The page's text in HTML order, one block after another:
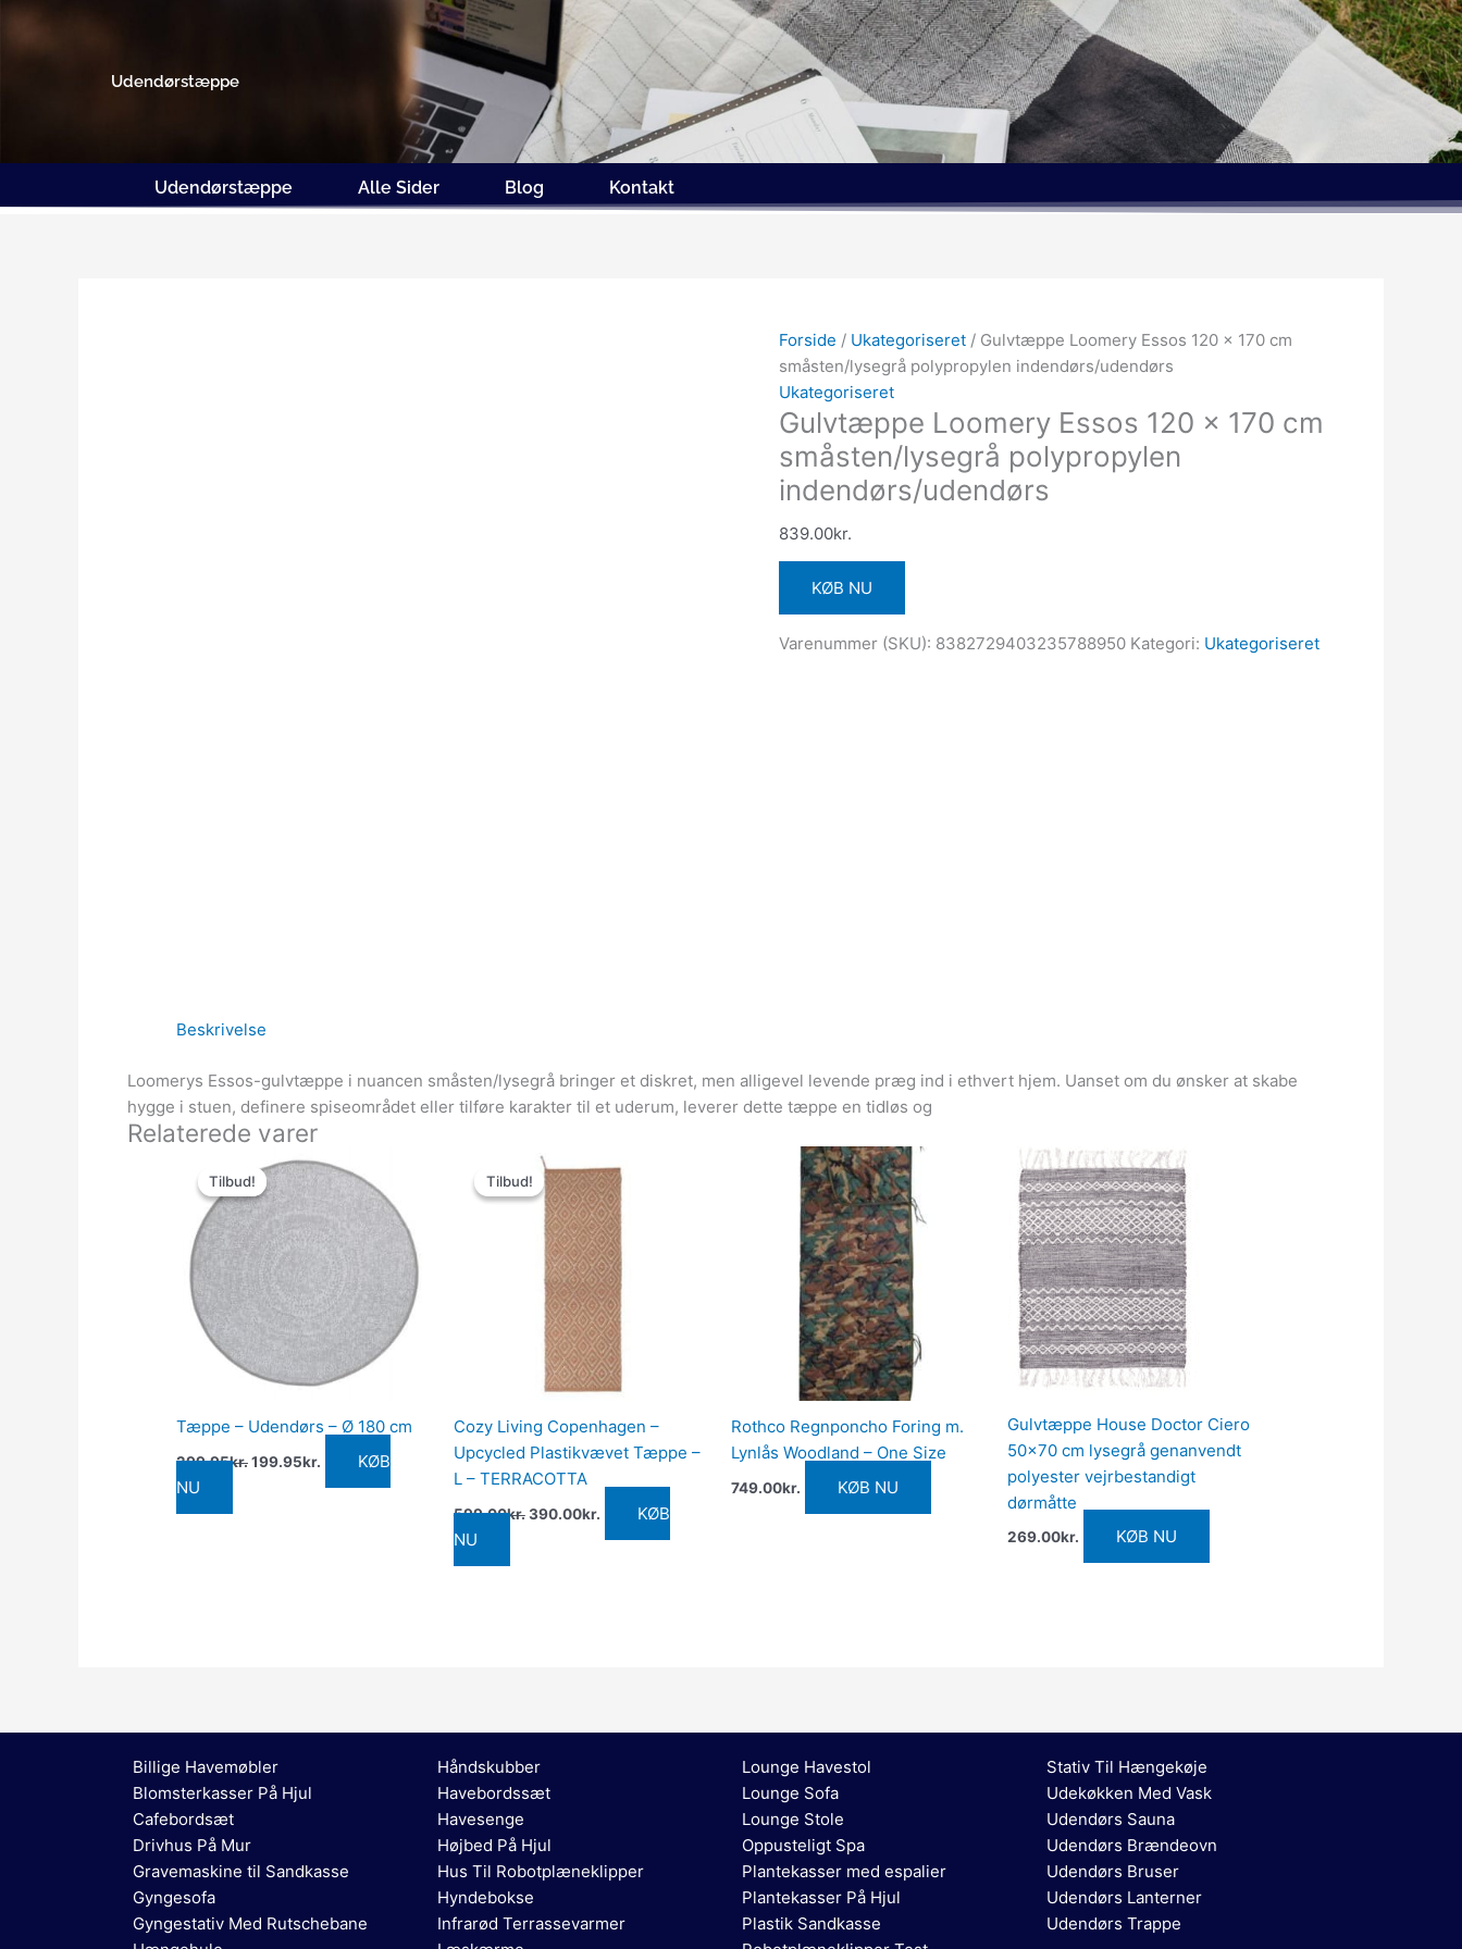
Gå
Udendørstæppe
Udendørstæppe Alle Sider Blog Kontakt
Forside / Ukategoriseret / Gulvtæppe Loomery Essos 120 x 170 cm
småsten/lysegrå polypropylen indendørs/udendørs
Ukategoriseret
Gulvtæppe Loomery Essos 120 x 170 cm
småsten/lysegrå polypropylen
indendørs/udendørs
839.00kr.
KØB NU
Varenummer (SKU): 8382729403235788950 Kategori: Ukategoriseret
Beskrivelse
Loomerys Essos-gulvtæppe i nuancen småsten/lysegrå bringer et diskret, men alligevel levende præg ind i ethvert hjem. Uanset om du ønsker at skabe
hygge i stuen, definere spiseområdet eller tilføre karakter til et uderum, leverer dette tæppe en tidløs og
Relaterede varer
Tilbud!
Tilbud!
Tæppe – Udendørs – Ø 180 cm
299.95kr.
oprindelige
pris
var:
299.95kr..
199.95kr.
aktuelle
pris
199.95kr..
KØB
NU
Tilbud!
Tilbud!
Cozy Living Copenhagen –
Upcycled Plastikvævet Tæppe –
L – TERRACOTTA
599.00kr.
Den
oprindelige
pris
var:
599.00kr..
390.00kr.
aktuelle
pris
er:
390.00kr..
KØB
NU
Rothco Regnponcho Foring m.
Lynlås Woodland – One Size
749.00kr. KØB NU
Gulvtæppe House Doctor Ciero
50×70 cm lysegrå genanvendt
polyester vejrbestandigt
dørmåtte
269.00kr. KØB NU
Billige Havemøbler
Blomsterkasser På Hjul
Cafebordsæt
Drivhus På Mur
Gravemaskine til Sandkasse
Gyngesofa
Gyngestativ Med Rutschebane
Håndskubber
Havebordssæt
Havesenge
Højbed På Hjul
Hus Til Robotplæneklipper
Hyndebokse
Infrarød Terrassevarmer
Lounge Havestol
Lounge Sofa
Lounge Stole
Oppusteligt Spa
Plantekasser med espalier
Plantekasser På Hjul
Plastik Sandkasse
Stativ Til Hængekøje
Udekøkken Med Vask
Udendørs Sauna
Udendørs Brændeovn
Udendørs Bruser
Udendørs Lanterner
Udendørs Trappe